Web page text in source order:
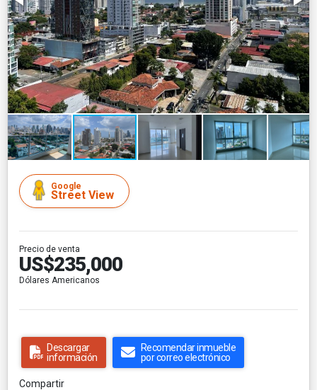
Google
Street View
Precio de venta
US$235,000
Dólares Americanos
Descargar
información
Recomendar inmueble
por correo electrónico
Compartir